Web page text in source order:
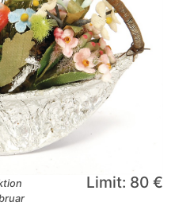
Limit: 80 €